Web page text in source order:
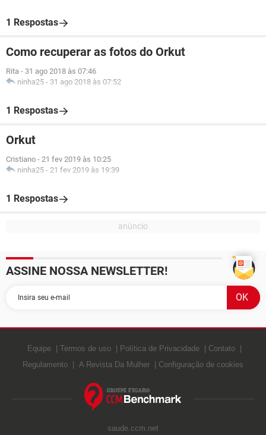
1 Respostas
Como recuperar as fotos do Orkut
Rita - 31 ago 2018 às 07:46
ninha25 - 31 ago 2018 às 07:52
1 Respostas
Orkut
Cristiano - 21 fev 2019 às 10:25
ninha25 - 21 fev 2019 às 19:39
1 Respostas
ASSINE NOSSA NEWSLETTER!
Equipe Termos de uso Política de Privacidade
Contato
Regulamento
A Revista Da Mulher Configuração de cookies
saude.ccm.net